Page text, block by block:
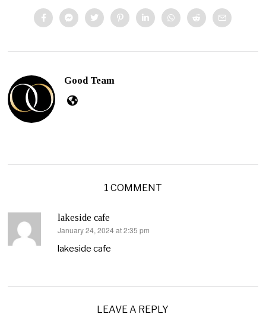
Good Team
1 COMMENT
lakeside cafe
says:
January 24, 2024 at 2:35 pm
lakeside cafe
LEAVE A REPLY